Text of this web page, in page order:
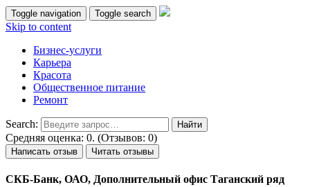
Toggle navigation Toggle search
Skip to content
Бизнес-услуги
Карьера
Красота
Общественное питание
Ремонт
Search:
Средняя оценка: 0. (Отзывов: 0)
Написать отзыв Читать отзывы
СКБ-Банк, ОАО, Дополнительный офис Таганский ряд